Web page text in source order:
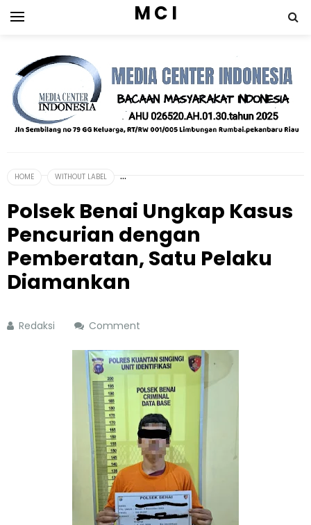
M C I
HOME WITHOUT LABEL
Polsek Benai Ungkap Kasus
Pencurian dengan
Pemberatan, Satu Pelaku
Diamankan
Redaksi Comment